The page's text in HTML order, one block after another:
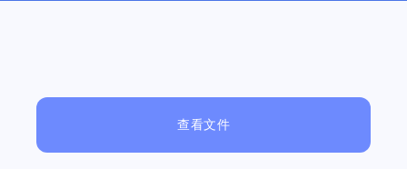
查看文件